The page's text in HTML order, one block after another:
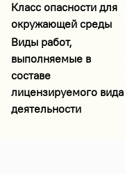
Класс опасности для
окружающей среды
Виды работ,
выполняемые в
составе
лицензируемого вида
деятельности